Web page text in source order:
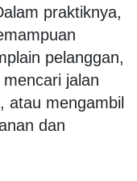
praktiknya,
pelanggan,
jalan
atau mengambil
dan